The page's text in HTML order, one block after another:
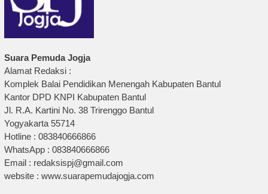
Suara Pemuda Jogja
Alamat Redaksi :
Komplek Balai Pendidikan Menengah Kabupaten Bantul
Kantor DPD KNPI Kabupaten Bantul
Jl. R.A. Kartini No. 38 Trirenggo Bantul
Yogyakarta 55714
Hotline : 083840666866
WhatsApp : 083840666866
Email : redaksispj@gmail.com
website : www.suarapemudajogja.com